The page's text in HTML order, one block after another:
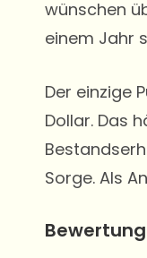
wünschen
einem Jahr
Der einzige
Dollar. Das
Sorge. Als
Bewertung